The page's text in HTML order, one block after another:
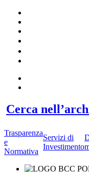
Cerca
Trasparenza
e
Normativa
Servizi di
Investimento